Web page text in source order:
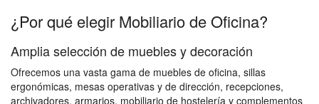
¿Por qué elegir Mobiliario de Oficina?
Amplia selección de muebles y decoración
Ofrecemos una vasta gama de muebles de oficina, sillas
ergonómicas, mesas operativas y de dirección, recepciones,
archivadores, armarios, mobiliario de hostelería y complementos